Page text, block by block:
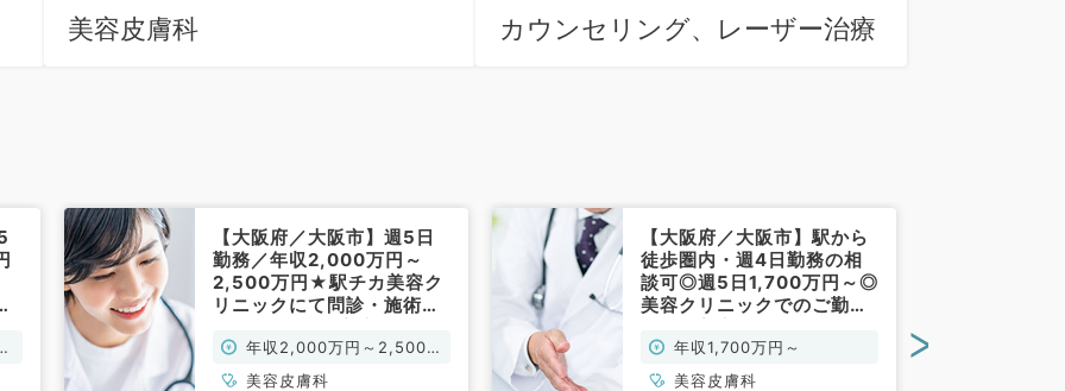
美容皮膚科 カウンセリング、レーザー治療
【大阪府／大阪市】週5日
勤務／年収2,000万円～
2,500万円★駅チカ美容ク
リニックにて問診・施術の
／常勤）
年収2,000万円～2,500万
円
美容皮膚科
【大阪府／大阪市】駅から
徒歩圏内・週4日勤務の相
談可◎週5日1,700万円～◎
美容クリニックでのご勤務
年収1,700万円～
美容皮膚科
>